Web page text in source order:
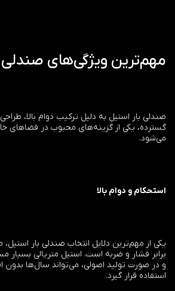
مهم‌ترین ویژگی‌های صندلی
صندلی بار استیل به دلیل ترکیب دوام بالا،
گسترده، یکی از گزینه‌های محبوب در فضاهای
می‌شود.
استحکام و دوام بالا
یکی از مهم‌ترین دلایل انتخاب صندلی بار
برابر فشار و ضربه است. استیل متریالی
و در صورت تولید اصولی، می‌تواند سال‌ها بدون
استفاده قرار گیرد.